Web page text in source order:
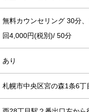
無料カウンセリング 30分
回4,000円(税別)/ 50分
あり
札幌市中央区宮の森1条6